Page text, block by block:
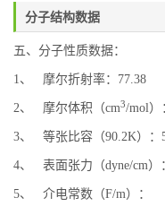
分子结构数据
五、分子性质数据：
1、 摩尔折射率：77.38
2、 摩尔体积（cm3/mol）
3、 等张比容（90.2K）：
4、 表面张力（dyne/cm）
5、 介电常数（F/m）：